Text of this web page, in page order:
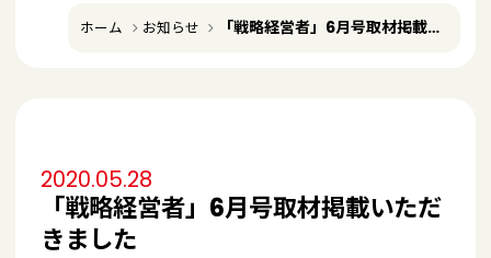
ホーム お知らせ 「戦略経営者」6月号取材掲載いただきました
2020.05.28
「戦略経営者」6月号取材掲載いただ
きました